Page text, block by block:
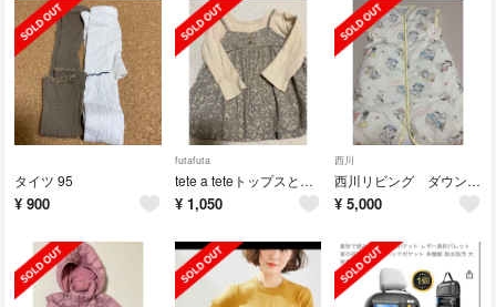
タイツ 95
¥ 900
futafuta
tete a teteトップスとパンツセット
¥ 1,050
西川
西川リビング ダウンスリーパー スヌーピー
¥ 5,000